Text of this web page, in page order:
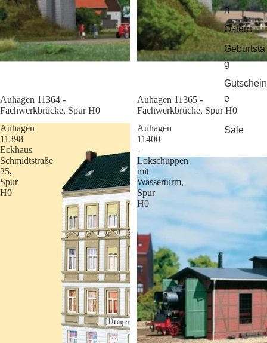
n
Ostern
Geburtsta
g
Gutschein
e
Sale
Sale
Auhagen 11364 -
Fachwerkbrücke, Spur H0
Sale
Auhagen 11365 -
Fachwerkbrücke, Spur H0
Auhagen
11398
Eckhaus
Schmidtstraße
25,
Spur
H0
Auhagen
11400
-
Lokschuppen
mit
Wasserturm,
Spur
H0